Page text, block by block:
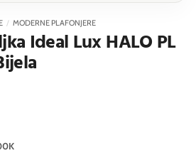
/ MODERNE PLAFONJERE
Ideal Lux HALO PL